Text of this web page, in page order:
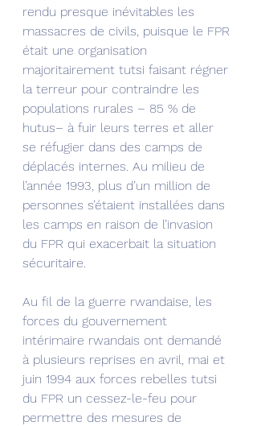
rendu presque inévitables les
massacres de civils, puisque le FPR
était une organisation
majoritairement tutsi faisant régner
la terreur pour contraindre les
populations rurales – 85 % de
hutus– à fuir leurs terres et aller
se réfugier dans des camps de
déplacés internes. Au milieu de
l’année 1993, plus d’un million de
personnes s’étaient installées dans
les camps en raison de l’invasion
du FPR qui exacerbait la situation
sécuritaire.
Au fil de la guerre rwandaise, les
forces du gouvernement
intérimaire rwandais ont demandé
à plusieurs reprises en avril, mai et
juin 1994 aux forces rebelles tutsi
du FPR un cessez-le-feu pour
permettre des mesures de